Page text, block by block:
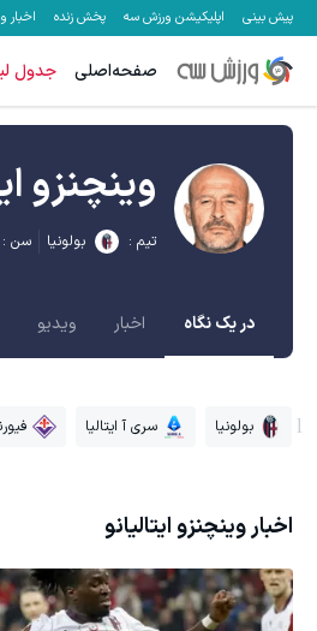
پیش بینی اپلیکیشن ورزش سه پخش زنده اخبار
صفحه‌اصلی جدول
وینچنزو
تیم : بولونیا سن :
در یک نگاه اخبار ویدیو
بولونیا سری آ ایتالیا
اخباروینچنزو ایتالیانو